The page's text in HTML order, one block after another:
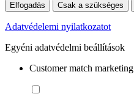
Elfogadás Csak a szükséges
Adatvédelemi nyilatkozatot
Egyéni adatvédelmi beállítások
Customer match marketing